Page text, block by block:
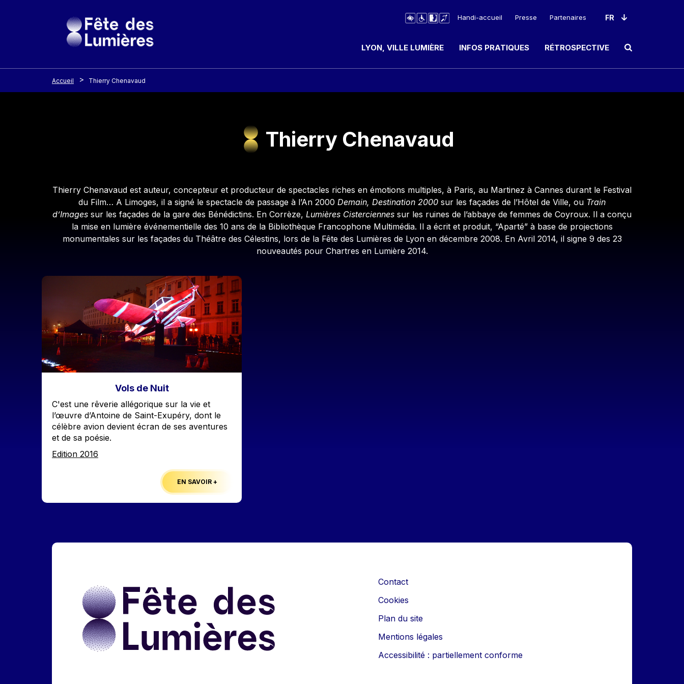
Handi-accueil Presse Partenaires
LYON, VILLE LUMIÈRE INFOS PRATIQUES RÉTROSPECTIVE Ouvrir le champ de
Accueil Thierry Chenavaud
Thierry Chenavaud
Contenu
Thierry Chenavaud est auteur, concepteur et producteur de spectacles riches en émotions multiples, à Paris, au Martinez à Cannes durant le Festival
du Film… A Limoges, il a signé le spectacle de passage à l’An 2000 Demain, Destination 2000 sur les façades de l’Hôtel de Ville, ou Train
d’Images sur les façades de la gare des Bénédictins. En Corrèze, Lumières Cisterciennes sur les ruines de l’abbaye de femmes de Coyroux. Il a conçu
la mise en lumière événementielle des 10 ans de la Bibliothèque Francophone Multimédia. Il a écrit et produit, “Aparté” à base de projections
monumentales sur les façades du Théâtre des Célestins, lors de la Fête des Lumières de Lyon en décembre 2008. En Avril 2014, il signe 9 des 23
nouveautés pour Chartres en Lumière 2014.
Image
Vols de Nuit
Accroche
C'est une rêverie allégorique sur la vie et
l’œuvre d’Antoine de Saint-Exupéry, dont le
célèbre avion devient écran de ses aventures
et de sa poésie.
Edition
Edition 2016
EN SAVOIR +
Contact
Cookies
Plan du site
Mentions légales
Accessibilité : partiellement conforme